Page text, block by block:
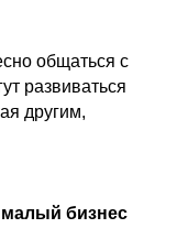
общаться с
развиваться
другим,
бизнес